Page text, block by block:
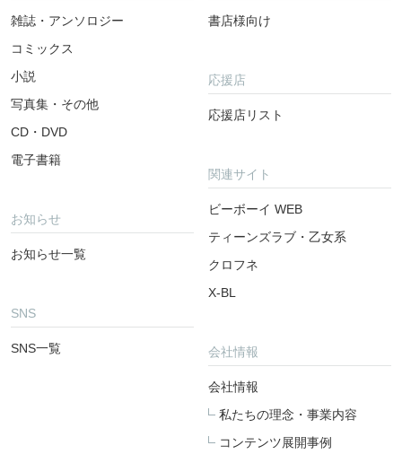
雑誌・アンソロジー
コミックス
小説
写真集・その他
CD・DVD
電子書籍
お知らせ
お知らせ一覧
SNS
SNS一覧
書店様向け
応援店
応援店リスト
関連サイト
ビーボーイ WEB
ティーンズラブ・乙女系
クロフネ
X-BL
会社情報
会社情報
私たちの理念・事業内容
コンテンツ展開事例